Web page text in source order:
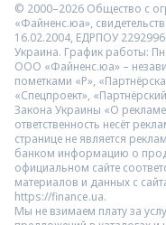
© 2000–2026 Общество с
«Файненс.юа»,
16.02.2004, ЕДРПОУ
Украина. График работы:
ООО «Файненс.юа» –
пометками «Р»,
«Спецпроект»,
Закона Украины «О
ответственность несёт
странице не является
банком информацию о
официальном сайте
материалов и данных с
https://finance.ua.
Мы не взимаем плату за